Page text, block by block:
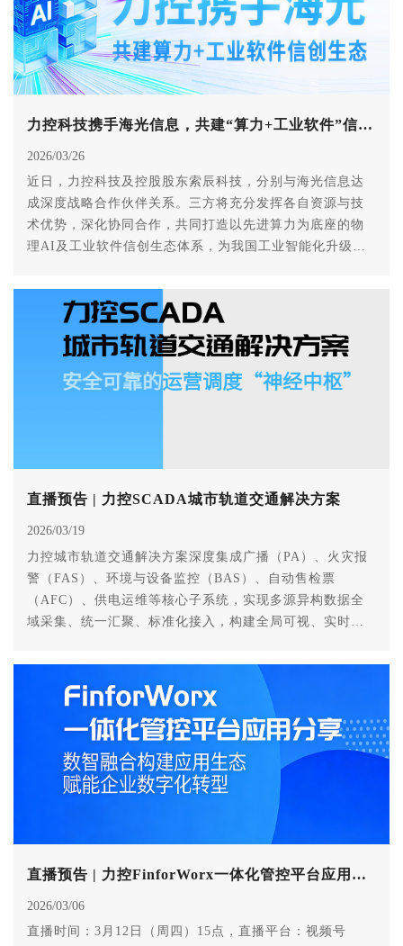
力控科技携手海光信息，共建“算力+工业软件”信创生态，筑牢国产工业自主基石
2026/03/26
近日，力控科技及控股股东索辰科技，分别与海光信息达
成深度战略合作伙伴关系。三方将充分发挥各自资源与技
术优势，深化协同合作，共同打造以先进算力为底座的物
理AI及工业软件信创生态体系，为我国工业智能化升级和
直播预告 | 力控SCADA城市轨道交通解决方案
2026/03/19
力控城市轨道交通解决方案深度集成广播（PA）、火灾报
警（FAS）、环境与设备监控（BAS）、自动售检票
（AFC）、供电运维等核心子系统，实现多源异构数据全
域采集、统一汇聚、标准化接入，构建全局可视、实时可
效、安全、智能的运营支撑。
直播预告 | 力控FinforWorx一体化管控平台应用分享
2026/03/06
直播时间：3月12日（周四）15点，直播平台：视频号